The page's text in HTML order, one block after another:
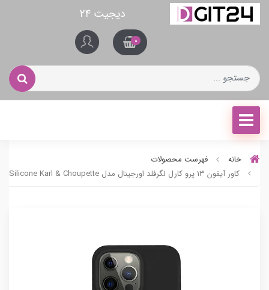
دیجیت ۲۴
0
خانه
فهرست محصولات
کاور آیفون 13 پرو کارل لگرفلد اورجینال مدل Hardcase Silicone Karl & Choupette